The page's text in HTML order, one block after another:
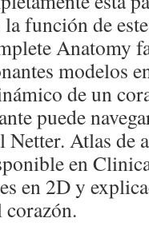
función de
Anatomy
modelos
de un
puede
Netter. Atlas de
en
en 2D y
corazón.